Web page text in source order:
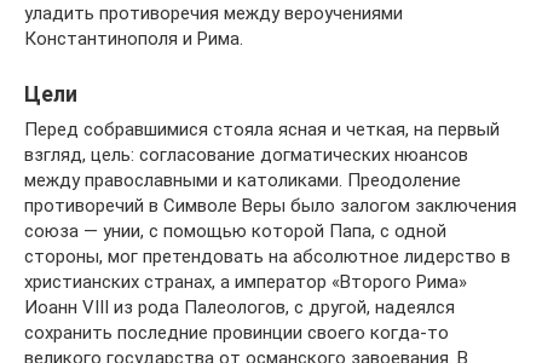
уладить противоречия между вероучениями
Константинополя и Рима.
Цели
Перед собравшимися стояла ясная и четкая, на первый
взгляд, цель: согласование догматических нюансов
между православными и католиками. Преодоление
противоречий в Символе Веры было залогом заключения
союза — унии, с помощью которой Папа, с одной
стороны, мог претендовать на абсолютное лидерство в
христианских странах, а император «Второго Рима»
Иоанн VIII из рода Палеологов, с другой, надеялся
сохранить последние провинции своего когда-то
великого государства от османского завоевания. В